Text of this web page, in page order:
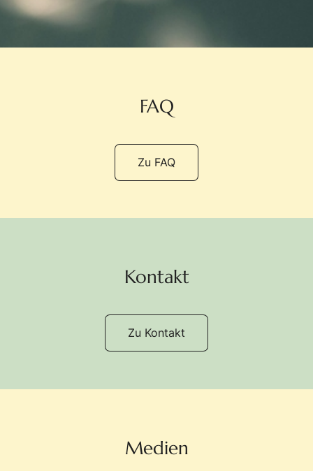
FAQ
Zu FAQ
Kontakt
Zu Kontakt
Medien